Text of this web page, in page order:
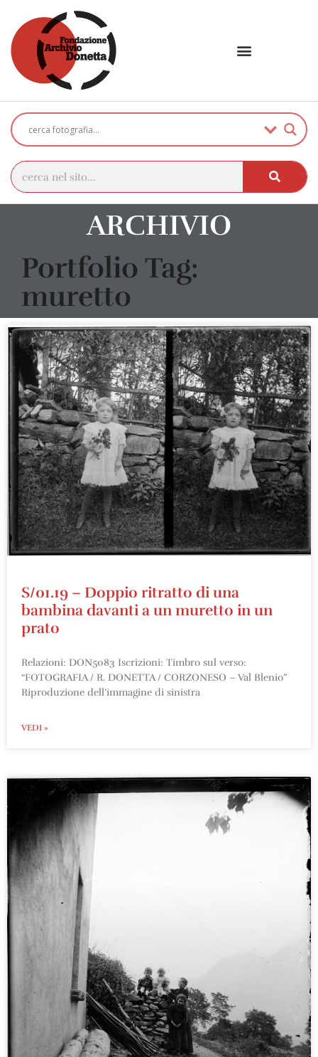
ARCHIVIO
Portfolio Tag:
muretto
S/01.19 – Doppio ritratto di una
bambina davanti a un muretto in un
prato
Relazioni: DON5083 Iscrizioni: Timbro sul verso:
“FOTOGRAFIA / R. DONETTA / CORZONESO – Val Blenio”
Riproduzione dell’immagine di sinistra
VEDI »